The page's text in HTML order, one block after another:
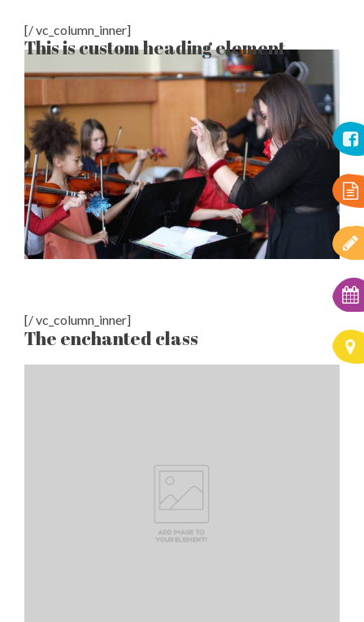
[/ vc_column_inner]
This is custom heading element
[/ vc_column_inner]
The enchanted class